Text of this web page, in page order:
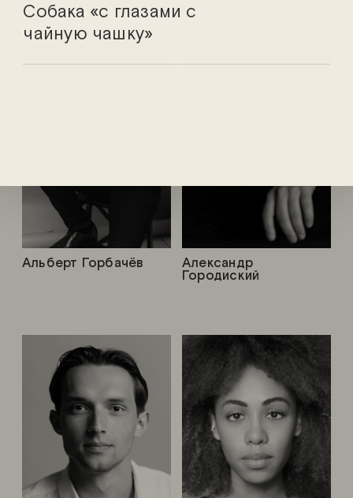
Альберт Горбачёв Александр
Городиский
Собака «с глазами с
чайную чашку»